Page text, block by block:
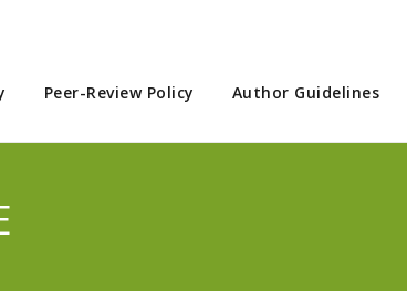
Peer-Review Policy Author Guidelines